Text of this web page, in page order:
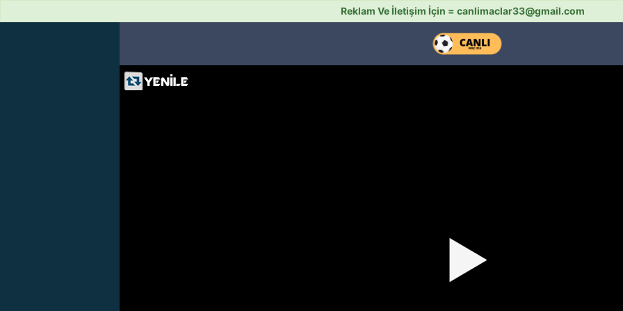
Reklam Ve İletişim İçin = canlimaclar33@gmail.com
▶